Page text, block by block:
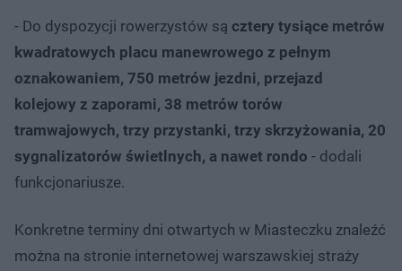
- Do dyspozycji rowerzystów są cztery tysiące metrów
kwadratowych placu manewrowego z pełnym
oznakowaniem, 750 metrów jezdni, przejazd
kolejowy z zaporami, 38 metrów torów
tramwajowych, trzy przystanki, trzy skrzyżowania, 20
sygnalizatorów świetlnych, a nawet rondo - dodali
funkcjonariusze.
Konkretne terminy dni otwartych w Miasteczku znaleźć
można na stronie internetowej warszawskiej straży